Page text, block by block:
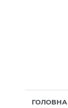
ГОЛОВНА